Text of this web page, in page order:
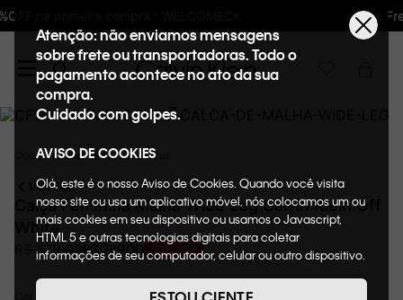
Frete GRÁTIS nas compras acima de
Atenção: não enviamos mensagens
sobre frete ou transportadoras. Todo o
pagamento acontece no ato da sua
compra.
Cuidado com golpes.
AVISO DE COOKIES
Olá, este é o nosso Aviso de Cookies. Quando você visita
nosso site ou usa um aplicativo móvel, nós colocamos um ou
mais cookies em seu dispositivo ou usamos o Javascript,
HTML 5 e outras tecnologias digitais para coletar
informações de seu computador, celular ou outro dispositivo.
de cookies, informaremos quais cookies usaremos e quais
Oportunidades Roupas Calças
VOLTAR
Calça Feminina Malha Wide Leg Calvin Klein Off
White
579 R$ 289 00 OFF